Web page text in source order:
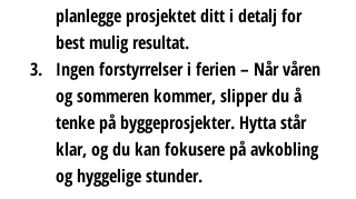
planlegge prosjektet ditt i detalj for
best mulig resultat.
Ingen forstyrrelser i ferien – Når våren
og sommeren kommer, slipper du å
tenke på byggeprosjekter. Hytta står
klar, og du kan fokusere på avkobling
og hyggelige stunder.